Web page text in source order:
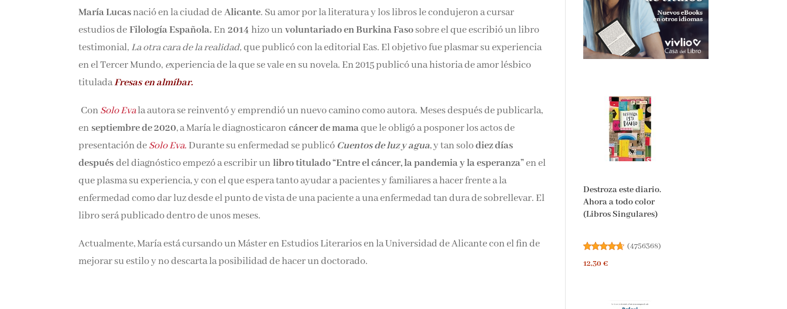
María Lucasnació en la ciudad deAlicante. Su amor por la literatura y los libros le condujeron a cursar
estudios deFilología Española. En2014hizo unvoluntariado en Burkina Fasosobre el que escribió un libro
testimonial, La otra cara de la realidad,que publicó con la editorial Eas. El objetivo fue plasmar su experiencia
en el Tercer Mundo, experiencia de la que se vale en su novela. En 2015 publicó una historia de amor lésbico
tituladaFresas en almíbar.
ConSolo Evala autora se reinventó y emprendió un nuevo camino como autora. Meses después de publicarla,
enseptiembre de 2020, a María le diagnosticaroncáncer de mamaque le obligó a posponer los actos de
presentación deSolo Eva. Durante su enfermedad se publicóCuentos de luz y agua, y tan solodiez días
despuésdel diagnóstico empezó a escribir unlibro titulado “Entre el cáncer, la pandemia y la esperanza”en el
que plasma su experiencia, y con el que espera tanto ayudar a pacientes y familiares a hacer frente a la
enfermedad como dar luz desde el punto de vista de una paciente a una enfermedad tan dura de sobrellevar. El
libro será publicado dentro de unos meses.
Actualmente, María está cursando un Máster en Estudios Literarios en la Universidad de Alicante con el fin de
mejorar su estilo y no descarta la posibilidad de hacer un doctorado.
Destroza este diario.
Ahora a todo color
(Libros Singulares)
(4756368)
12,30 €